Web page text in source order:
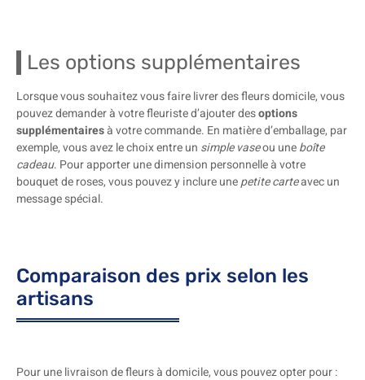
Les options supplémentaires
Lorsque vous souhaitez vous faire livrer des fleurs domicile, vous
pouvez demander à votre fleuriste d’ajouter desoptions
supplémentairesà votre commande. En matière d’emballage, par
exemple, vous avez le choix entre un simple vaseou uneboîte
cadeau. Pour apporter une dimension personnelle à votre
bouquet de roses, vous pouvez y inclure unepetite carteavec un
message spécial.
Comparaison des prix selon les
artisans
Pour une livraison de fleurs à domicile, vous pouvez opter pour :